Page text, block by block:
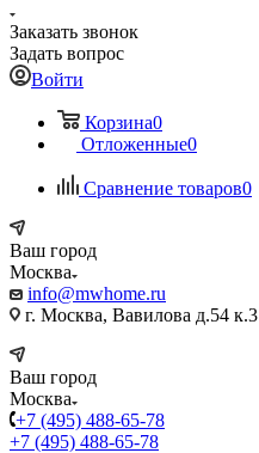
Заказать звонок
Задать вопрос
Войти
Корзина0
Отложенные0
Сравнение товаров0
Ваш город
Москва
info@mwhome.ru
г. Москва, Вавилова д.54 к.3
Ваш город
Москва
+7 (495) 488-65-78
+7 (495) 488-65-78